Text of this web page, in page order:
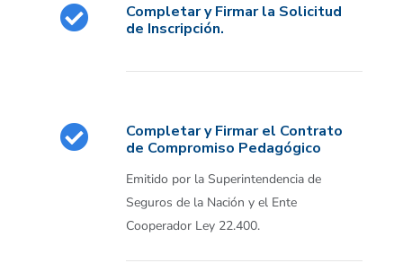
Completar y Firmar la Solicitud
de Inscripción.
Completar y Firmar el Contrato
de Compromiso Pedagógico
Emitido por la Superintendencia de
Seguros de la Nación y el Ente
Cooperador Ley 22.400.